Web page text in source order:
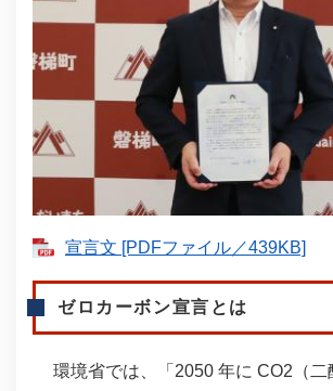
宣言文 [PDFファイル／439KB]
ゼロカーボン宣言とは
環境省では、「2050 年に CO2（二